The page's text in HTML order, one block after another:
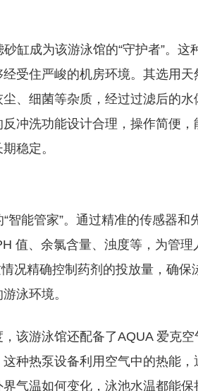
缸成为该游泳馆的“守护者”。这
受住严峻的机房环境。其选用
、细菌等杂质，经过过滤后的
冲洗功能设计合理，操作简便
稳定。
智能管家”。通过精准的传感器
值、余氯含量、浊度等，为管理
况精确控制药剂的投放量，确保
泳环境。
该游泳馆还配备了AQUA 爱克
种热泵设备利用空气中的热能
气温如何变化，泳池水温都能